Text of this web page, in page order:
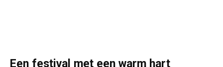
Een festival met een warm hart